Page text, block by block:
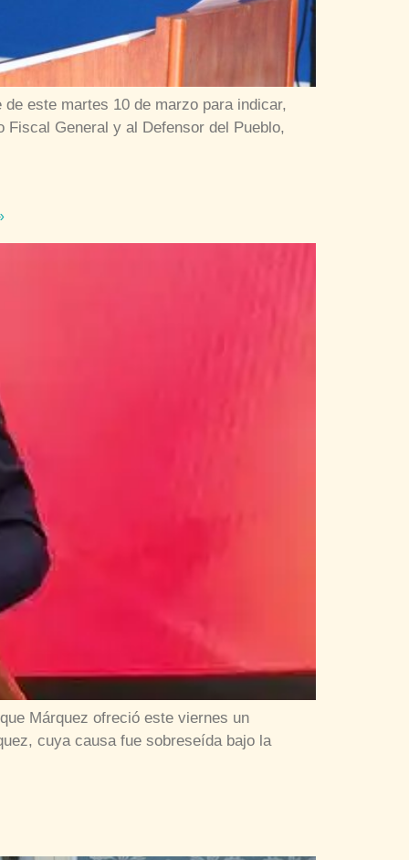
este martes 10 de marzo para indicar,
General y al Defensor del Pueblo,
Márquez ofreció este viernes un
cuya causa fue sobreseída bajo la